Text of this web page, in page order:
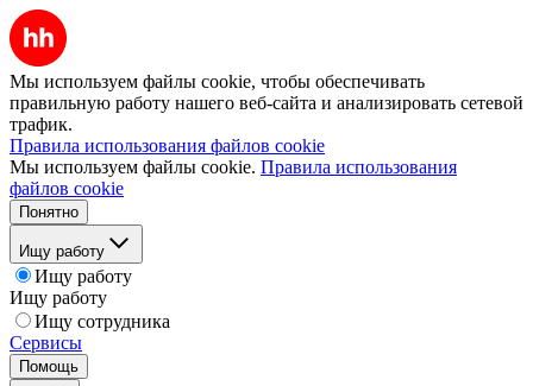
Мы используем файлы cookie, чтобы обеспечивать
правильную работу нашего веб-сайта и анализировать сетевой
трафик.
Правила использования файлов cookie
Мы используем файлы cookie. Правила использования
файлов cookie
Понятно
Ищу работу
Ищу работу
Ищу работу
Ищу сотрудника
Сервисы
Помощь